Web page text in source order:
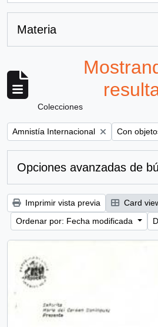
Materia
Colecciones
Remove filter:
Amnistía Internacional Remove
Con
Opciones avanzadas de
Imprimir vista previa Card
Ordenar por: Fecha modificada